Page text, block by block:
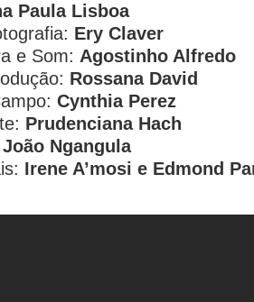
Paula Lisboa
Ery Claver
e Som: Agostinho Alfredo
Rossana David
Cynthia Perez
Prudenciana Hach
João Ngangula
Irene A’mosi e Edmond